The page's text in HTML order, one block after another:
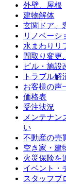
外壁、屋根
建物解体
玄関ドア、
リノベーシ
水まわりリ
間取り変更
ビル・施設
トラブル解
お客様の声
価格表
受注状況
メンテナン
い
不動産の売
空き家・建
火災保険を
イベント・
スタッフブ